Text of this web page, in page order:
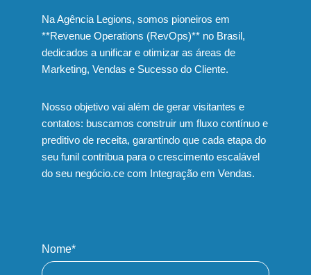
Na Agência Legions, somos pioneiros em
**Revenue Operations (RevOps)** no Brasil,
dedicados a unificar e otimizar as áreas de
Marketing, Vendas e Sucesso do Cliente.
Nosso objetivo vai além de gerar visitantes e
contatos: buscamos construir um fluxo contínuo e
preditivo de receita, garantindo que cada etapa do
seu funil contribua para o crescimento escalável
do seu negócio.ce com Integração em Vendas.
Nome*